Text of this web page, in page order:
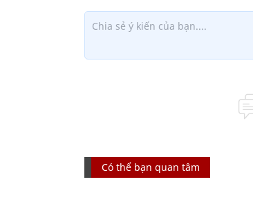
Có thể bạn quan tâm